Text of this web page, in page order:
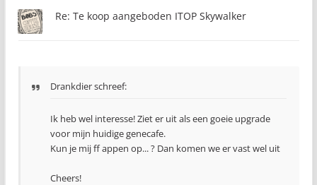
Re: Te koop aangeboden ITOP Skywalker
Drankdier schreef:
Ik heb wel interesse! Ziet er uit als een goeie upgrade
voor mijn huidige genecafe.
Kun je mij ff appen op... ? Dan komen we er vast wel uit
Cheers!